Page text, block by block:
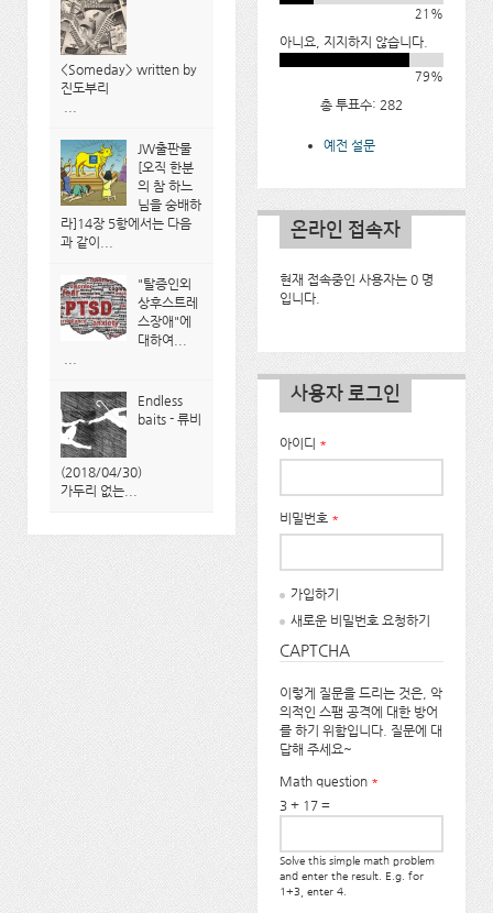
<Someday> written by
진도부리
JW출판물
[오직 한분
의 참 하느
님을 숭배하
라]14장 5항에서는 다음
과 같이...
"탈증인외
상후스트레
스장애"에
대하여...
Endless
baits - 류비
(2018/04/30)
가두리 없는...
21%
아니요, 지지하지 않습니다.
79%
총 투표수: 282
예전 설문
온라인 접속자
현재 접속중인 사용자는 0 명
입니다.
사용자 로그인
아이디 *
비밀번호 *
가입하기
새로운 비밀번호 요청하기
CAPTCHA
이렇게 질문을 드리는 것은, 악
의적인 스팸 공격에 대한 방어
를 하기 위함입니다. 질문에 대
답해 주세요~
Math question *
3 + 17 =
Solve this simple math problem
and enter the result. E.g. for
1+3, enter 4.